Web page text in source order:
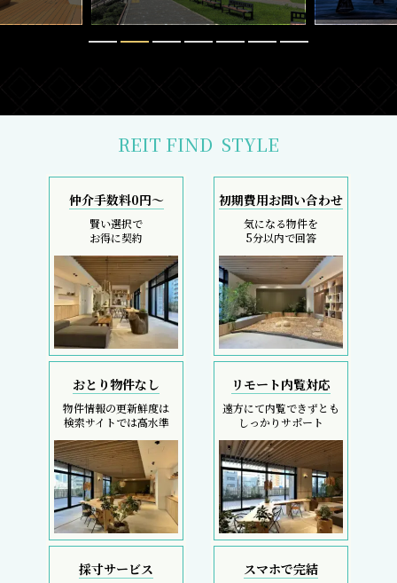
REIT FIND STYLE
仲介手数料0円～
賢い選択で
お得に契約
初期費用お問い合わせ
気になる物件を
5分以内で回答
おとり物件なし
物件情報の更新鮮度は
検索サイトでは高水準
リモート内覧対応
遠方にて内覧できずとも
しっかりサポート
採寸サービス スマホで完結